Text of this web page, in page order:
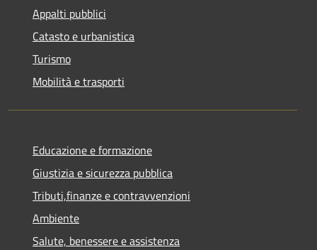
Appalti pubblici
Catasto e urbanistica
Turismo
Mobilità e trasporti
Educazione e formazione
Giustizia e sicurezza pubblica
Tributi,finanze e contravvenzioni
Ambiente
Salute, benessere e assistenza